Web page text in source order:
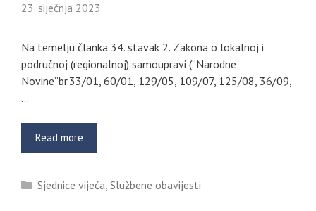
23. siječnja 2023.
Na temelju članka 34. stavak 2. Zakona o lokalnoj i
područnoj (regionalnoj) samoupravi (“Narodne
Novine”br.33/01, 60/01, 129/05, 109/07, 125/08, 36/09,
…
Read more
Kategorije
Sjednice vijeća, Službene obavijesti